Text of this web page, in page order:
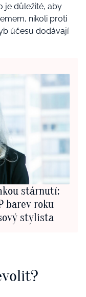
je důležité, aby
nikoli proti
účesu dodávají
stárnutí:
barev roku
stylista